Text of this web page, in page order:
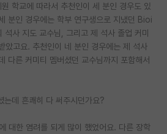
학교에 따라서 추천인이 세 분인 경우도 있
분인 경우에는 학부 연구생으로 지냈던 Bioi
사 지도 교수님, 그리고 제 석사 졸업 커미
았고요. 추천인이 네 분인 경우에는 제 석사
다른 커미티 멤버셨던 교수님까지 포함해서
데 흔쾌히 다 써주시던가요?
대한 염려를 되게 많이 했었어요. 다른 장학